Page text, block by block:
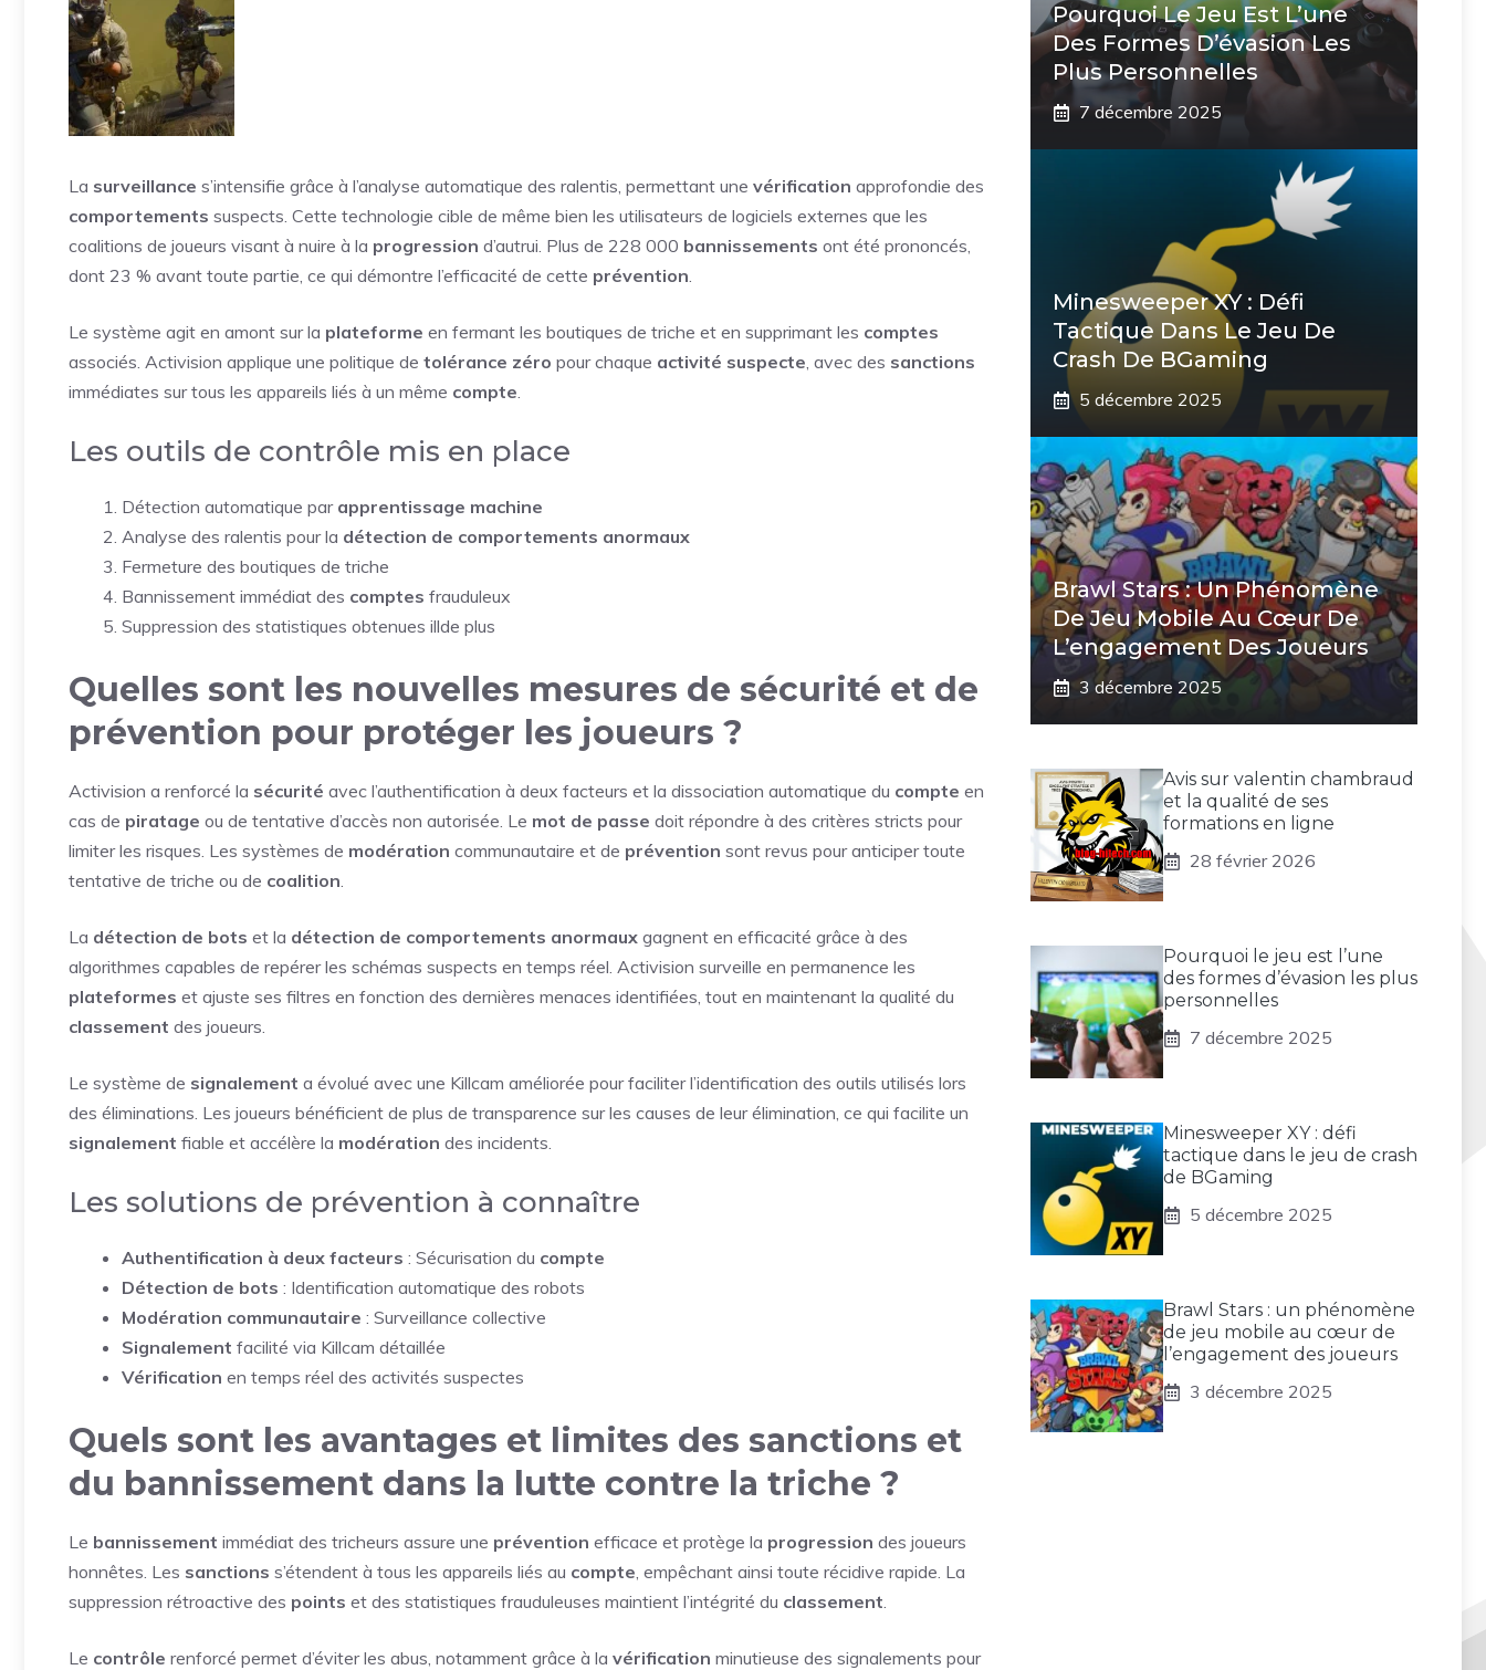
La surveillance s’intensifie grâce à l’analyse automatique des ralentis, permettant une vérification approfondie des
comportements suspects. Cette technologie cible de même bien les utilisateurs de logiciels externes que les
coalitions de joueurs visant à nuire à la progression d’autrui. Plus de 228 000 bannissements ont été prononcés,
dont 23 % avant toute partie, ce qui démontre l’efficacité de cette prévention.
Le système agit en amont sur la plateforme en fermant les boutiques de triche et en supprimant les comptes
associés. Activision applique une politique de tolérance zéro pour chaque activité suspecte, avec des sanctions
immédiates sur tous les appareils liés à un même compte.
Les outils de contrôle mis en place
Détection automatique par apprentissage machine
Analyse des ralentis pour la détection de comportements anormaux
Fermeture des boutiques de triche
Bannissement immédiat des comptes frauduleux
Suppression des statistiques obtenues illde plus
Quelles sont les nouvelles mesures de sécurité et de
prévention pour protéger les joueurs ?
Activision a renforcé la sécurité avec l’authentification à deux facteurs et la dissociation automatique du compte en
cas de piratage ou de tentative d’accès non autorisée. Le mot de passe doit répondre à des critères stricts pour
limiter les risques. Les systèmes de modération communautaire et de prévention sont revus pour anticiper toute
tentative de triche ou de coalition.
La détection de bots et la détection de comportements anormaux gagnent en efficacité grâce à des
algorithmes capables de repérer les schémas suspects en temps réel. Activision surveille en permanence les
plateformes et ajuste ses filtres en fonction des dernières menaces identifiées, tout en maintenant la qualité du
classement des joueurs.
Le système de signalement a évolué avec une Killcam améliorée pour faciliter l’identification des outils utilisés lors
des éliminations. Les joueurs bénéficient de plus de transparence sur les causes de leur élimination, ce qui facilite un
signalement fiable et accélère la modération des incidents.
Les solutions de prévention à connaître
Authentification à deux facteurs : Sécurisation du compte
Détection de bots : Identification automatique des robots
Modération communautaire : Surveillance collective
Signalement facilité via Killcam détaillée
Vérification en temps réel des activités suspectes
Quels sont les avantages et limites des sanctions et
du bannissement dans la lutte contre la triche ?
Le bannissement immédiat des tricheurs assure une prévention efficace et protège la progression des joueurs
honnêtes. Les sanctions s’étendent à tous les appareils liés au compte, empêchant ainsi toute récidive rapide. La
suppression rétroactive des points et des statistiques frauduleuses maintient l’intégrité du classement.
Le contrôle renforcé permet d’éviter les abus, notamment grâce à la vérification minutieuse des signalements pour
Pourquoi Le Jeu Est L’une
Des Formes D’évasion Les
Plus Personnelles
7 décembre 2025
Minesweeper XY : Défi
Tactique Dans Le Jeu De
Crash De BGaming
5 décembre 2025
Brawl Stars : Un Phénomène
De Jeu Mobile Au Cœur De
L’engagement Des Joueurs
3 décembre 2025
Avis sur valentin chambraud
et la qualité de ses
formations en ligne
28 février 2026
Pourquoi le jeu est l’une
des formes d’évasion les plus
personnelles
7 décembre 2025
Minesweeper XY : défi
tactique dans le jeu de crash
de BGaming
5 décembre 2025
Brawl Stars : un phénomène
de jeu mobile au cœur de
l’engagement des joueurs
3 décembre 2025